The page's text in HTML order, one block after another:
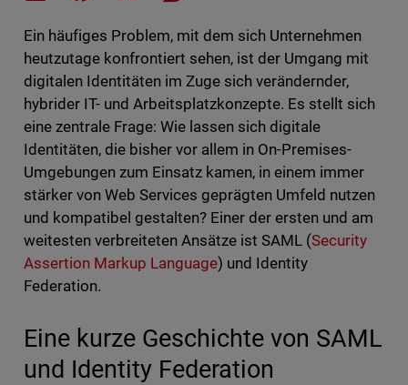
Ein häufiges Problem, mit dem sich Unternehmen
heutzutage konfrontiert sehen, ist der Umgang mit
digitalen Identitäten im Zuge sich verändernder,
hybrider IT- und Arbeitsplatzkonzepte. Es stellt sich
eine zentrale Frage: Wie lassen sich digitale
Identitäten, die bisher vor allem in On-Premises-
Umgebungen zum Einsatz kamen, in einem immer
stärker von Web Services geprägten Umfeld nutzen
und kompatibel gestalten? Einer der ersten und am
weitesten verbreiteten Ansätze ist SAML (Security
Assertion Markup Language) und Identity
Federation.
Eine kurze Geschichte von SAML
und Identity Federation